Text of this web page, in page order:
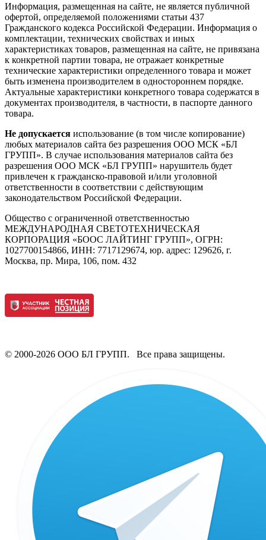
Информация, размещенная на сайте, не является публичной
офертой, определяемой положениями статьи 437
Гражданского кодекса Российской Федерации. Информация о
комплектации, технических свойствах и иных
характеристиках товаров, размещенная на сайте, не привязана
к конкретной партии товара, не отражает конкретные
технические характеристики определенного товара и может
быть изменена производителем в одностороннем порядке.
Актуальные характеристики конкретного товара содержатся в
документах производителя, в частности, в паспорте данного
товара.
Не допускается использование (в том числе копирование)
любых материалов сайта без разрешения ООО МСК «БЛ
ГРУПП». В случае использования материалов сайта без
разрешения ООО МСК «БЛ ГРУПП» нарушитель будет
привлечен к гражданско-правовой и/или уголовной
ответственности в соответствии с действующим
законодательством Российской Федерации.
Общество с ограниченной ответственностью
МЕЖДУНАРОДНАЯ СВЕТОТЕХНИЧЕСКАЯ
КОРПОРАЦИЯ «БООС ЛАЙТИНГ ГРУПП», ОГРН:
1027700154866, ИНН: 7717129674, юр. адрес: 129626, г.
Москва, пр. Мира, 106, пом. 432
© 2000-2026 ООО БЛ ГРУПП. Все права защищены.